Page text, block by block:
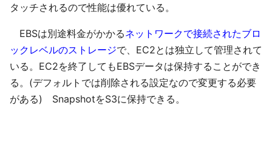
タッチされるので性能は優れている。
EBSは別途料金がかかるネットワークで接続されたブロ
ックレベルのストレージで、EC2とは独立して管理されて
いる。EC2を終了してもEBSデータは保持することができ
る。(デフォルトでは削除される設定なので変更する必要
がある) SnapshotをS3に保持できる。